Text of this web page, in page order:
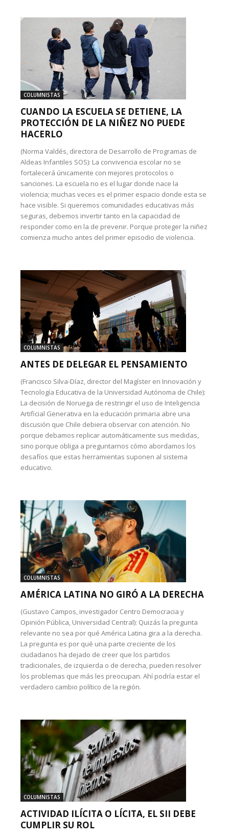
COLUMNISTAS
CUANDO LA ESCUELA SE DETIENE, LA
PROTECCIÓN DE LA NIÑEZ NO PUEDE
HACERLO
(Norma Valdés, directora de Desarrollo de Programas de
Aldeas Infantiles SOS): La convivencia escolar no se
fortalecerá únicamente con mejores protocolos o
sanciones. La escuela no es el lugar donde nace la
violencia; muchas veces es el primer espacio donde esta se
hace visible. Si queremos comunidades educativas más
seguras, debemos invertir tanto en la capacidad de
responder como en la de prevenir. Porque proteger la niñez
comienza mucho antes del primer episodio de violencia.
COLUMNISTAS
ANTES DE DELEGAR EL PENSAMIENTO
(Francisco Silva-Díaz, director del Magíster en Innovación y
Tecnología Educativa de la Universidad Autónoma de Chile):
La decisión de Noruega de restringir el uso de Inteligencia
Artificial Generativa en la educación primaria abre una
discusión que Chile debiera observar con atención. No
porque debamos replicar automáticamente sus medidas,
sino porque obliga a preguntarnos cómo abordamos los
desafíos que estas herramientas suponen al sistema
educativo.
COLUMNISTAS
AMÉRICA LATINA NO GIRÓ A LA DERECHA
(Gustavo Campos, investigador Centro Democracia y
Opinión Pública, Universidad Central): Quizás la pregunta
relevante no sea por qué América Latina gira a la derecha.
La pregunta es por qué una parte creciente de los
ciudadanos ha dejado de creer que los partidos
tradicionales, de izquierda o de derecha, pueden resolver
los problemas que más les preocupan. Ahí podría estar el
verdadero cambio político de la región.
COLUMNISTAS
ACTIVIDAD ILÍCITA O LÍCITA, EL SII DEBE
CUMPLIR SU ROL